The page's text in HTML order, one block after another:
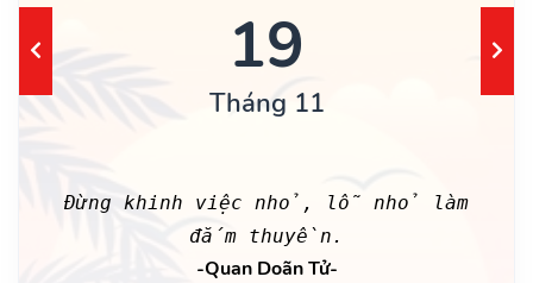
19
Tháng 11
Đừng khinh việc nhỏ, lỗ nhỏ làm
đắm thuyền.
-Quan Doãn Tử-